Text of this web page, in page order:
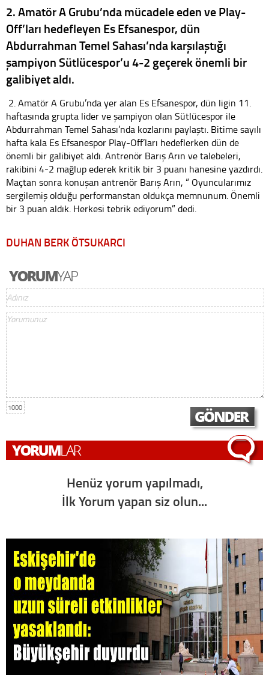
2. Amatör A Grubu’nda mücadele eden ve Play-
Off’ları hedefleyen Es Efsanespor, dün
Abdurrahman Temel Sahası’nda karşılaştığı
şampiyon Sütlücespor’u 4-2 geçerek önemli bir
galibiyet aldı.
2. Amatör A Grubu’nda yer alan Es Efsanespor, dün ligin 11.
haftasında grupta lider ve şampiyon olan Sütlücespor ile
Abdurrahman Temel Sahası’nda kozlarını paylaştı. Bitime sayılı
hafta kala Es Efsanespor Play-Off’ları hedeflerken dün de
önemli bir galibiyet aldı. Antrenör Barış Arın ve talebeleri,
rakibini 4-2 mağlup ederek kritik bir 3 puanı hanesine yazdırdı.
Maçtan sonra konuşan antrenör Barış Arın, “ Oyuncularımız
sergilemiş olduğu performanstan oldukça memnunum. Önemli
bir 3 puan aldık. Herkesi tebrik ediyorum” dedi.
DUHAN BERK ÖTSUKARCI
1000
Henüz yorum yapılmadı,
İlk Yorum yapan siz olun...